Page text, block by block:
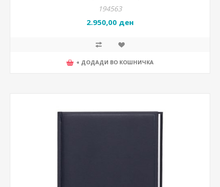
194563
2.950,00 ден
+ ДОДАДИ ВО КОШНИЧКА